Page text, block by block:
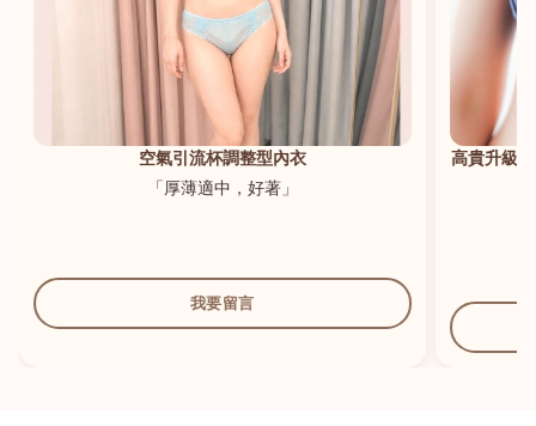
空氣引流杯調整型內衣
「厚薄適中，好著」
我要留言
高貴升級